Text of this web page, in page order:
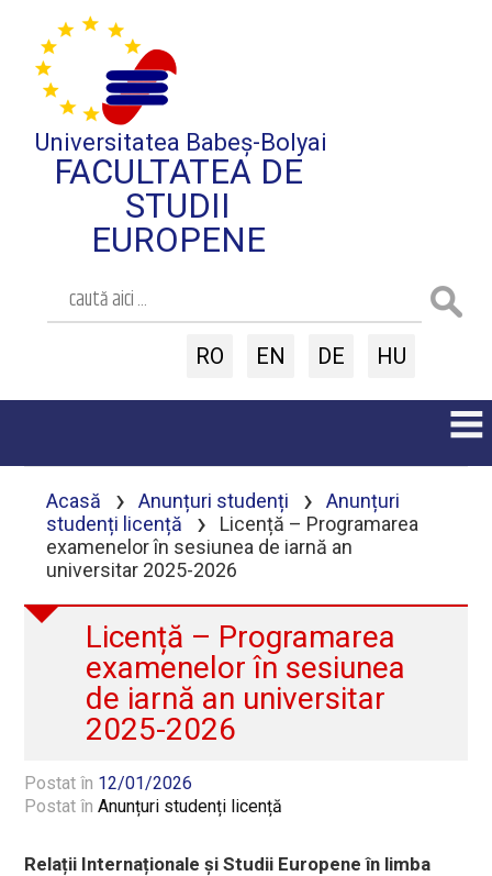
Universitatea Babeș-Bolyai
FACULTATEA DE
STUDII
EUROPENE
RO EN DE HU
Acasă › Anunțuri studenți ›
Anunțuri
studenți licență
›
Licență – Programarea
examenelor în sesiunea de iarnă an
universitar 2025-2026
Licență – Programarea
examenelor în sesiunea
de iarnă an universitar
2025-2026
Postat în 12/01/2026
Postat înAnunțuri studenți licență
Relații Internaționale și Studii Europene în limba